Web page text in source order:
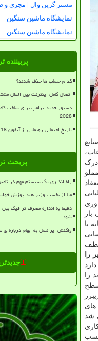
درک
با
به لطف
را
را
سطح
های
شد
کسب
مستر گرین وال | مجری و
نمایشگاه ماشین سنگین
نمایشگاه ماشین سنگین
پربیننده
کدام حساب ها حذف شدند؟
اتصال کامل اینترنت بین الملل
دستور جدید ترامپ برای ساخت
2028
تاریخ احتمالی رونمایی از آیفون 18 پرو و اولترا برملا شد
پربحث
راه اندازی یک سیستم مهم در
متا از نخست وزیر هند پوزش
دقیقا به اندازه مصرف ترافیک
شود
واکنش ایرانسل به ابهام درباره